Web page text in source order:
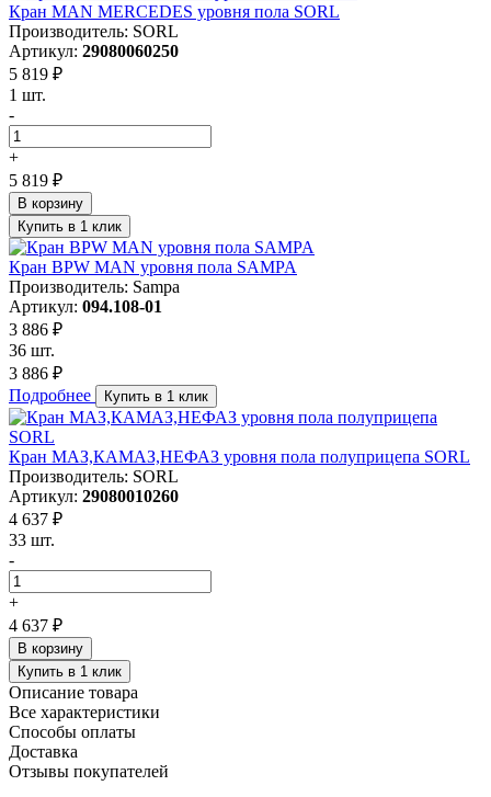
Кран MAN MERCEDES уровня пола SORL
Производитель: SORL
Артикул: 29080060250
5 819 ₽
1 шт.
-
+
5 819 ₽
В корзину
Купить в 1 клик
Кран BPW MAN уровня пола SAMPA
Производитель: Sampa
Артикул: 094.108-01
3 886 ₽
36 шт.
3 886 ₽
Подробнее
Купить в 1 клик
Кран МАЗ,КАМАЗ,НЕФАЗ уровня пола полуприцепа SORL
Производитель: SORL
Артикул: 29080010260
4 637 ₽
33 шт.
-
+
4 637 ₽
В корзину
Купить в 1 клик
Описание товара
Все характеристики
Способы оплаты
Доставка
Отзывы покупателей